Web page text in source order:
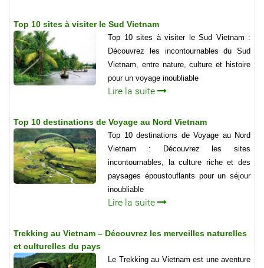
Top 10 sites à visiter le Sud Vietnam
Top 10 sites à visiter le Sud Vietnam :
Découvrez les incontournables du Sud
Vietnam, entre nature, culture et histoire
pour un voyage inoubliable
Lire la suite
Top 10 destinations de Voyage au Nord Vietnam
Top 10 destinations de Voyage au Nord
Vietnam : Découvrez les sites
incontournables, la culture riche et des
paysages époustouflants pour un séjour
inoubliable
Lire la suite
Trekking au Vietnam – Découvrez les merveilles naturelles
et culturelles du pays
Le Trekking au Vietnam est une aventure